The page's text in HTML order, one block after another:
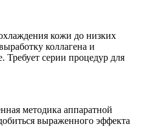
кожи до низких
коллагена и
серии процедур для
методика аппаратной
выраженного эффекта